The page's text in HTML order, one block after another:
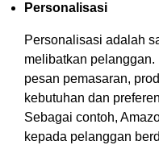
Personalisasi
Personalisasi adalah
melibatkan
pesan pemasaran,
kebutuhan dan
Sebagai contoh,
kepada pelanggan